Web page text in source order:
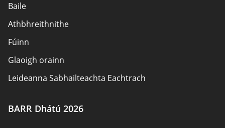
Baile
Athbhreithnithe
Fúinn
Glaoigh orainn
Leideanna Sabhailteachta Eachtrach
Beartas Príobháideachais
BARR Dhátú 2026